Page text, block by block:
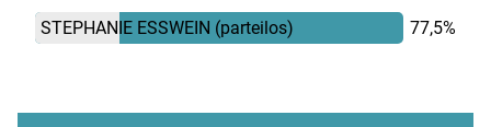
STEPHANIE ESSWEIN (parteilos) 77,5%